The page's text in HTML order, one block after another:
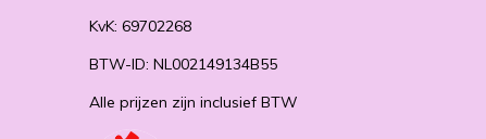
KvK: 69702268
BTW-ID: NL002149134B55
Alle prijzen zijn inclusief BTW